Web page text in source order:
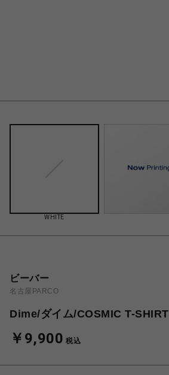
WHITE
ビーバー
名古屋PARCO
Dime/ダイム/COSMIC T-SHIRT
￥9,900 税込